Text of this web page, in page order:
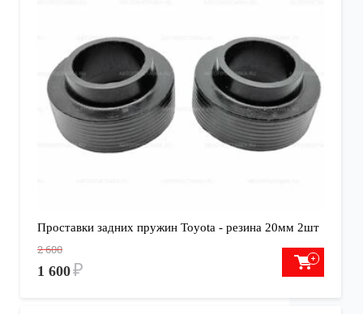
Проставки задних пружин Toyota - резина 20мм 2шт
2 600
1 600₽